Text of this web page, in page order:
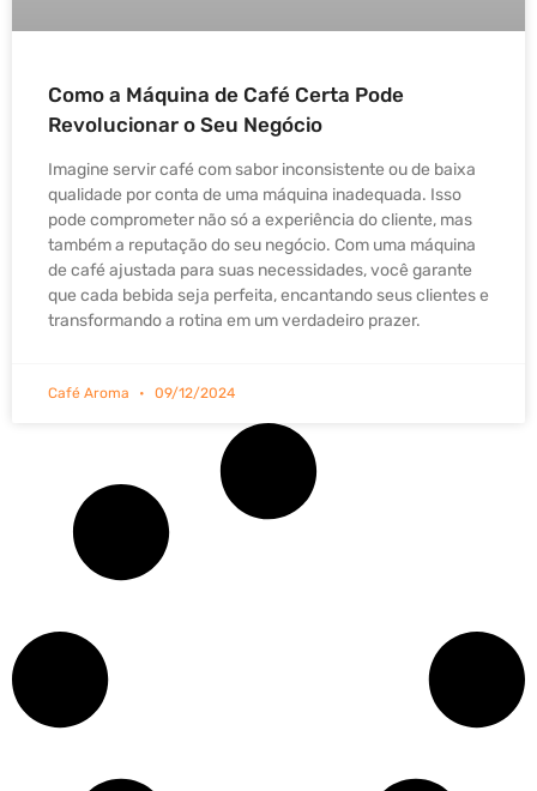
Como a Máquina de Café Certa Pode
Revolucionar o Seu Negócio
Imagine servir café com sabor inconsistente ou de baixa
qualidade por conta de uma máquina inadequada. Isso
pode comprometer não só a experiência do cliente, mas
também a reputação do seu negócio. Com uma máquina
de café ajustada para suas necessidades, você garante
que cada bebida seja perfeita, encantando seus clientes e
transformando a rotina em um verdadeiro prazer.
Café Aroma 09/12/2024